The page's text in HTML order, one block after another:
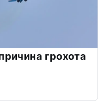
грохота